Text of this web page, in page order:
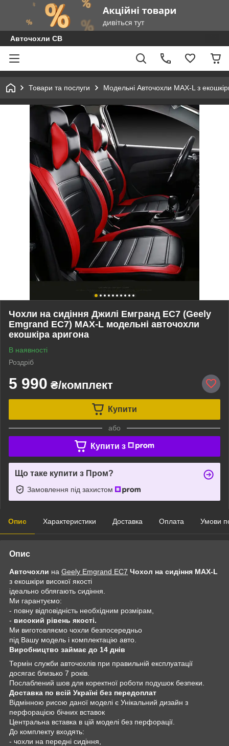
Авточохли СВ
Товари та послуги Модельні Авточохли MAX-L з
Чохли на сидіння Джилі Емгранд ЕС7 (Geely
Emgrand EC7) MAX-L модельні авточохли
екошкіра аригона
В наявності
Роздріб
5 990 ₴/комплект
Купити
або
Купити з
Що таке купити з Пром?
Замовлення під захистом
Опис Характеристики Доставка Оплата Умови
Опис
Авточохли на Geely Emgrand ЕС7 Чохол на сидіння MAX-L
з екошкіри високої якості
ідеально облягають сидіння.
Ми гарантуємо:
- повну відповідність необхідним розмірам,
- високий рівень якості.
Ми виготовляємо чохли безпосередньо
під Вашу модель і комплектацію авто.
Виробництво займає до 14 днів
Термін служби авточохлів при правильній експлуатації
досягає близько 7 років.
Послаблений шов для коректної роботи подушок безпеки.
Доставка по всій Україні без передоплат
Відмінною рисою даної моделі є Унікальний дизайн з
перфорацією бічних вставок
Центральна вставка в цій моделі без перфорації.
До комплекту входять:
- чохли на передні сидіння,